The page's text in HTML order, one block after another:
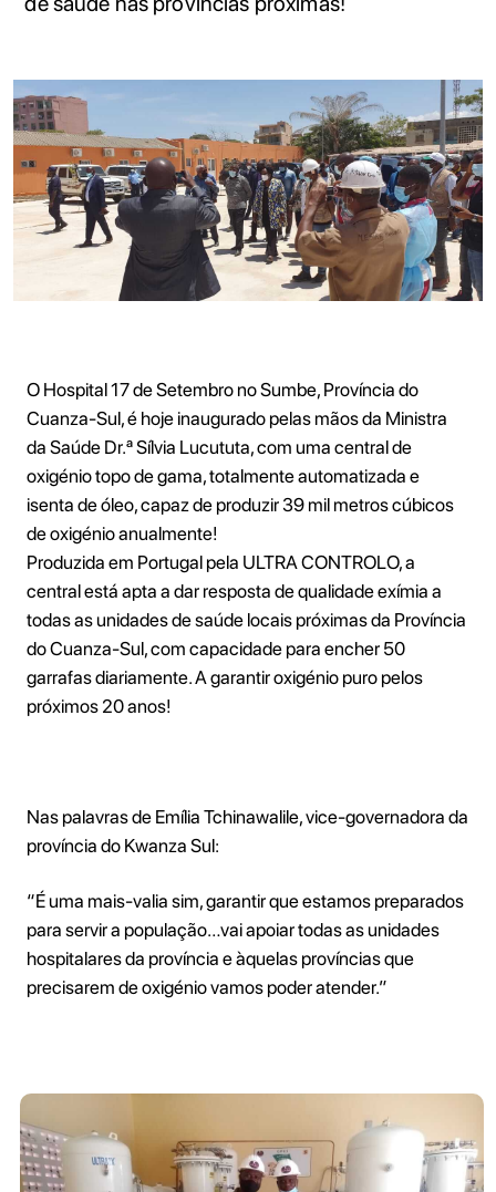
O Hospital 17 de Setembro no Sumbe, Província do
Cuanza-Sul, é hoje inaugurado pelas mãos da Ministra
da Saúde Dr.ª Sílvia Lucututa, com uma central de
oxigénio topo de gama, totalmente automatizada e
isenta de óleo, capaz de produzir 39 mil metros cúbicos
de oxigénio anualmente!
Produzida em Portugal pela ULTRA CONTROLO, a
central está apta a dar resposta de qualidade exímia a
todas as unidades de saúde locais próximas da Província
do Cuanza-Sul, com capacidade para encher 50
garrafas diariamente. A garantir oxigénio puro pelos
próximos 20 anos!
Nas palavras de Emília Tchinawalile, vice-governadora da
província do Kwanza Sul:
“É uma mais-valia sim, garantir que estamos preparados
para servir a população…vai apoiar todas as unidades
hospitalares da província e àquelas províncias que
precisarem de oxigénio vamos poder atender.”